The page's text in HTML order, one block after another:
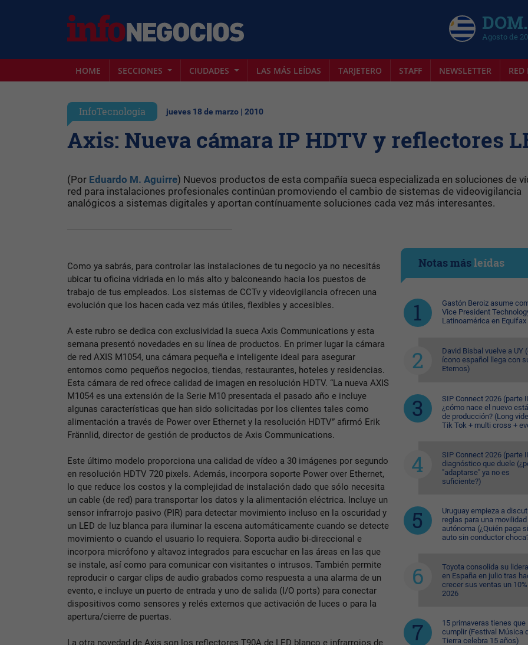
Agosto de
HOME SECCIONES CIUDADES LAS MÁS LEÍDAS TARJETERO STAFF NEWSLETTER
InfoTecnología jueves 18 de marzo | 2010
Axis: Nueva cámara IP HDTV y reflectores
(Por Eduardo M. Aguirre) Nuevos productos de esta compañía sueca especializada en soluciones de
red para instalaciones profesionales continúan promoviendo el cambio de sistemas de videovigilancia
analógicos a sistemas digitales y aportan contínuamente soluciones cada vez más interesantes.
Como ya sabrás, para controlar las instalaciones de tu negocio ya no necesitás
ubicar tu oficina vidriada en lo más alto y balconeando hacia los puestos de
trabajo de tus empleados. Los sistemas de CCTv y videovigilancia ofrecen una
evolución que los hacen cada vez más útiles, flexibles y accesibles.
A este rubro se dedica con exclusividad la sueca Axis Communications y esta
semana presentó novedades en su línea de productos. En primer lugar la cámara
de red AXIS M1054, una cámara pequeña e inteligente ideal para asegurar
entornos como pequeños negocios, tiendas, restaurantes, hoteles y residencias.
Esta cámara de red ofrece calidad de imagen en resolución HDTV. “La nueva AXIS
M1054 es una extensión de la Serie M10 presentada el pasado año e incluye
algunas características que han sido solicitadas por los clientes tales como
alimentación a través de Power over Ethernet y la resolución HDTV” afirmó Erik
Frännlid, director de gestión de productos de Axis Communications.
Este último modelo proporciona una calidad de vídeo a 30 imágenes por segundo
en resolución HDTV 720 pixels. Además, incorpora soporte Power over Ethernet,
lo que reduce los costos y la complejidad de instalación dado que sólo necesita
un cable (de red) para transportar los datos y la alimentación eléctrica. Incluye un
sensor infrarrojo pasivo (PIR) para detectar movimiento incluso en la oscuridad y
un LED de luz blanca para iluminar la escena automáticamente cuando se detecte
movimiento o cuando el usuario lo requiera. Soporta audio bi-direccional e
incorpora micrófono y altavoz integrados para escuchar en las áreas en las que
se instale, así como para comunicar con visitantes o intrusos. También permite
reproducir o cargar clips de audio grabados como respuesta a una alarma de un
evento, e incluye un puerto de entrada y uno de salida (I/O ports) para conectar
dispositivos como sensores y relés externos que activación de luces o para la
apertura/cierre de puertas.
La otra novedad de Axis son los reflectores T90A de LED blanco e infrarrojos de
Notas másleídas
Gastón Beroiz asume
Vice President
Latinoamérica en Equifax
David Bisbal vuelve a UY
ícono español llega con
Eternos)
SIP Connect 2026 (parte
¿cómo nace el nuevo
de producción? (Long
Tik Tok + multi cross +
SIP Connect 2026 (parte
diagnóstico que duele
"adaptarse" ya no es
suficiente?)
Uruguay empieza a
reglas para una movilidad
autónoma (¿Quién paga
auto sin conductor
Toyota consolida su
en España en julio tras
crecer sus ventas un
2026
15 primaveras tienes que
cumplir (Festival Música
Tierra celebra 15 años)